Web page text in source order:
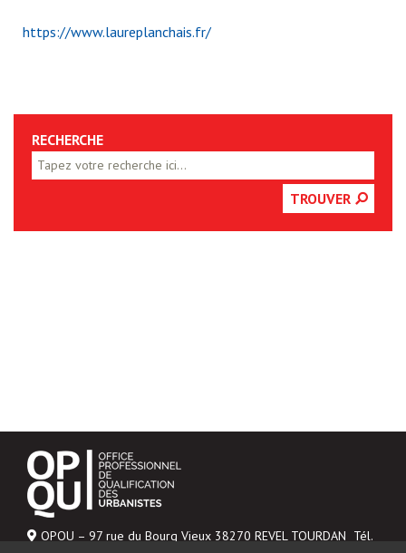
https://www.laureplanchais.fr/
RECHERCHE
TROUVER
OPQU – 97 rue du Bourg Vieux 38270 REVEL TOURDAN Tél.